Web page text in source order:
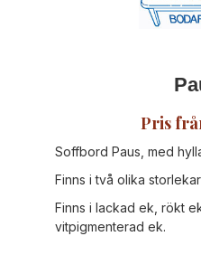
Pris
Soffbord Paus, med
Finns i två olika
Finns i lackad ek, rökt
vitpigmenterad ek.